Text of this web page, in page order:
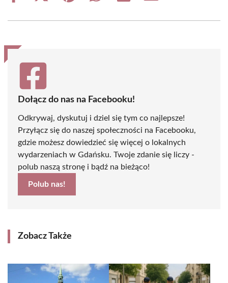
(Twitter)
Dołącz do nas na Facebooku!
Odkrywaj, dyskutuj i dziel się tym co najlepsze!
Przyłącz się do naszej społeczności na Facebooku,
gdzie możesz dowiedzieć się więcej o lokalnych
wydarzeniach w Gdańsku. Twoje zdanie się liczy -
polub naszą stronę i bądź na bieżąco!
Polub nas!
Zobacz Także